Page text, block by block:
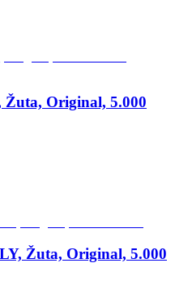
Original, 5.000
Žuta, Original, 5.000